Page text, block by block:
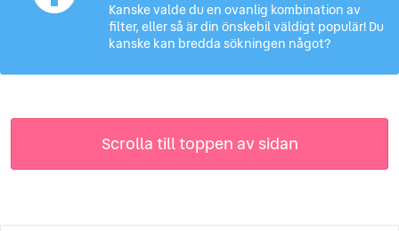
Kanske valde du en ovanlig kombination av
filter, eller så är din önskebil väldigt populär! Du
kanske kan bredda sökningen något?
Scrolla till toppen av sidan